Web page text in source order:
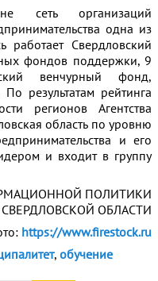
сеть организаций
одна из
работает Свердловский
фондов поддержки, 9
венчурный фонд,
результатам рейтинга
регионов Агентства
область по уровню
и его
и входит в группу
ПОЛИТИКИ
СВЕРДЛОВСКОЙ ОБЛАСТИ
https://www.firestock.ru
, обучение